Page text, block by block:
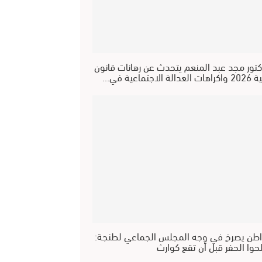
مجد عبد المنعم يتحدث عن رهانات قانون
الاجتماعية في…
يصرخ في وجه المجلس الجماعي لطنجة:
الحفر قبل أن تقع كوارث